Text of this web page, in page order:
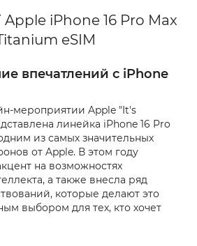
iPhone 16 Pro Max
eSIM
впечатлений с iPhone
мероприятии Apple "It's
​​линейка iPhone 16 Pro
из самых значительных
от Apple. В этом году
на возможностях
а также внесла ряд
которые делают это
выбором для тех, кто хочет